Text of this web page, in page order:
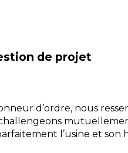
de projet
d’ordre, nous
l’usine et son